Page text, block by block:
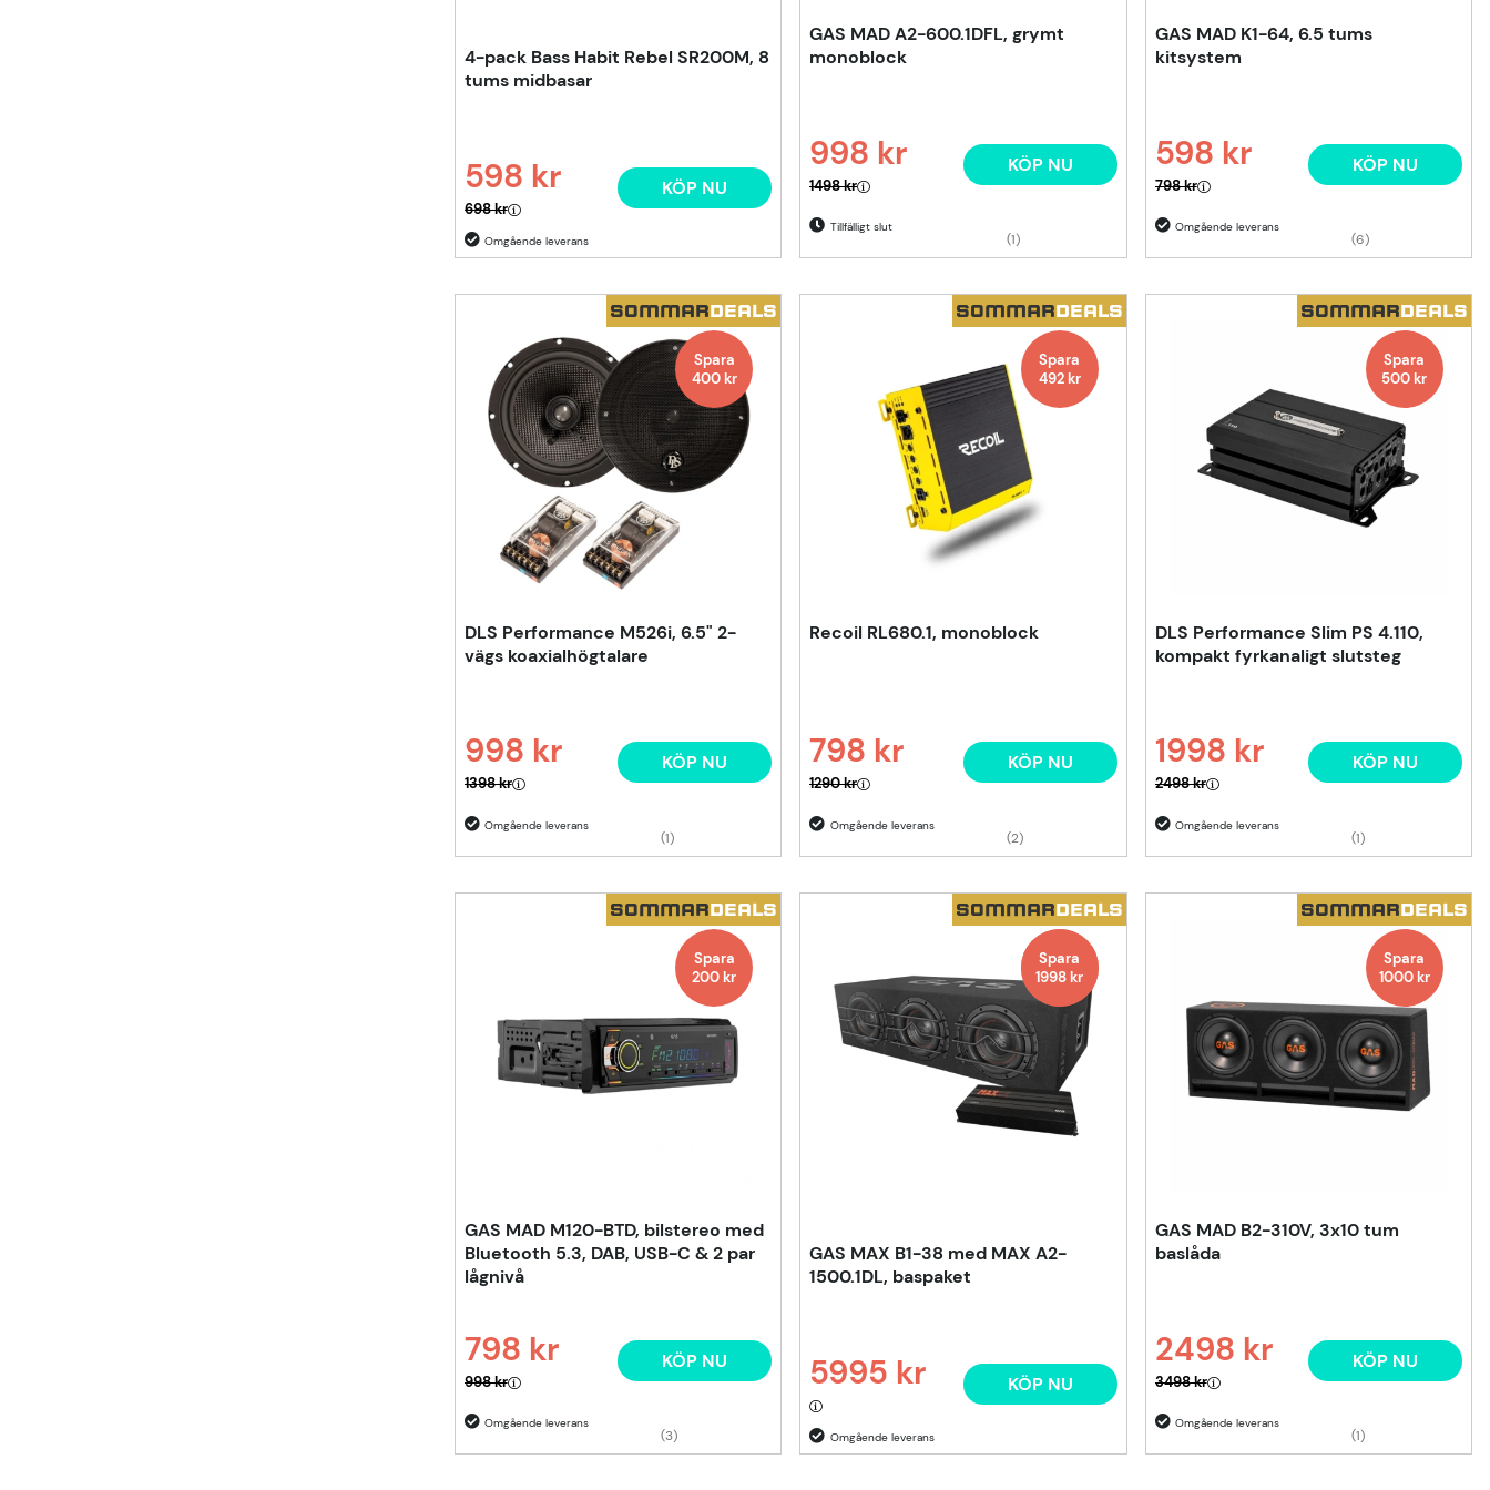
4-pack Bass Habit Rebel SR200M, 8
tums midbasar
598 kr
Ordinarie pris:
698 kr
KÖP NU
GAS MAD A2-600.1DFL, grymt
monoblock
998 kr
Ordinarie pris:
1498 kr
Tillfälligt slut
(1)
KÖP NU
GAS MAD K1-64, 6.5 tums
kitsystem
598 kr
Ordinarie pris:
798 kr
(6)
KÖP NU
SOMMARDEALS
Spara
400kr
DLS Performance M526i, 6.5" 2-
vägs koaxialhögtalare
998 kr
Ordinarie pris:
1398 kr
(1)
KÖP NU
SOMMARDEALS
Spara
492kr
Recoil RL680.1, monoblock
798 kr
Ordinarie pris:
1290 kr
(2)
KÖP NU
SOMMARDEALS
Spara
500kr
DLS Performance Slim PS 4.110,
kompakt fyrkanaligt slutsteg
1998 kr
Ordinarie pris:
2498 kr
(1)
KÖP NU
SOMMARDEALS
Spara
200kr
GAS MAD M120-BTD, bilstereo med
Bluetooth 5.3, DAB, USB-C & 2 par
lågnivå
798 kr
Ordinarie pris:
998 kr
(3)
KÖP NU
SOMMARDEALS
Spara
Spara
1998 kr
GAS MAX B1-38 med MAX A2-
1500.1DL, baspaket
5995 kr
Ordinarie pris: KÖP NU
SOMMARDEALS
Spara
1000kr
GAS MAD B2-310V, 3x10 tum
baslåda
2498 kr
Ordinarie pris:
3498 kr
(1)
KÖP NU